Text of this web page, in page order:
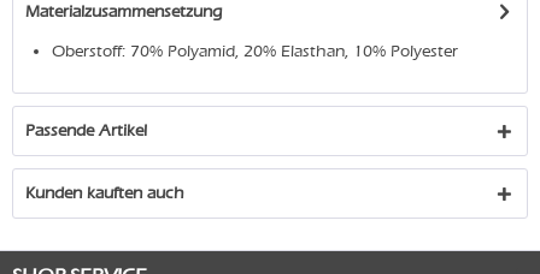
Materialzusammensetzung
Oberstoff: 70% Polyamid, 20% Elasthan, 10% Polyester
Passende Artikel
Kunden kauften auch